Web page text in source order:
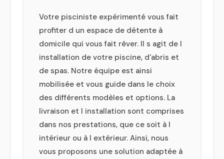
Votre pisciniste expérimenté vous fait
profiter d un espace de détente à
domicile qui vous fait rêver. Il s agit de l
installation de votre piscine, d'abris et
de spas. Notre équipe est ainsi
mobilisée et vous guide dans le choix
des différents modèles et options. La
livraison et l installation sont comprises
dans nos prestations, que ce soit à l
intérieur ou à l extérieur. Ainsi, nous
vous proposons une solution adaptée à